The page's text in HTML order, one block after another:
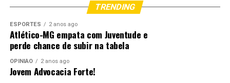
TRENDING
ESPORTES 2 anos ago
Atlético-MG empata com Juventude e
perde chance de subir na tabela
OPINIÃO 2 anos ago
Jovem Advocacia Forte!